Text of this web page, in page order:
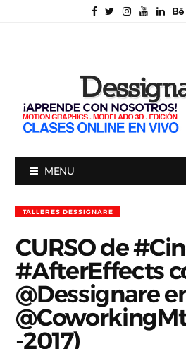
MENU
TALLERES DESSIGNARE
CURSO de
#AfterEffects
@Dessignare
-2017)